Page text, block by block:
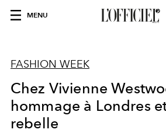
MENU
FASHION WEEK
Chez Vivienne
hommage à Londres
rebelle